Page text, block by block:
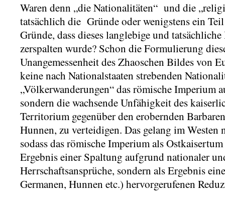
Waren denn „die Nationalitäten“ und die
tatsächlich die Gründe oder wenigstens ein
Gründe, dass dieses langlebige und
zerspalten wurde? Schon die Formulierung
Unangemessenheit des Zhaoschen Bildes von
keine nach Nationalstaaten strebenden
„Völkerwanderungen“ das römische Imperium
sondern die wachsende Unfähigkeit des
Territorium gegenüber den erobernden
Hunnen, zu verteidigen. Das gelang im Westen
sodass das römische Imperium als
Ergebnis einer Spaltung aufgrund nationaler
Herrschaftsansprüche, sondern als Ergebnis
Germanen, Hunnen etc.) hervorgerufenen